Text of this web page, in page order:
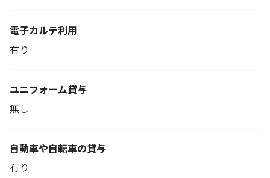
電子カルテ利用
有り
ユニフォーム貸与
無し
自動車や自転車の貸与
有り